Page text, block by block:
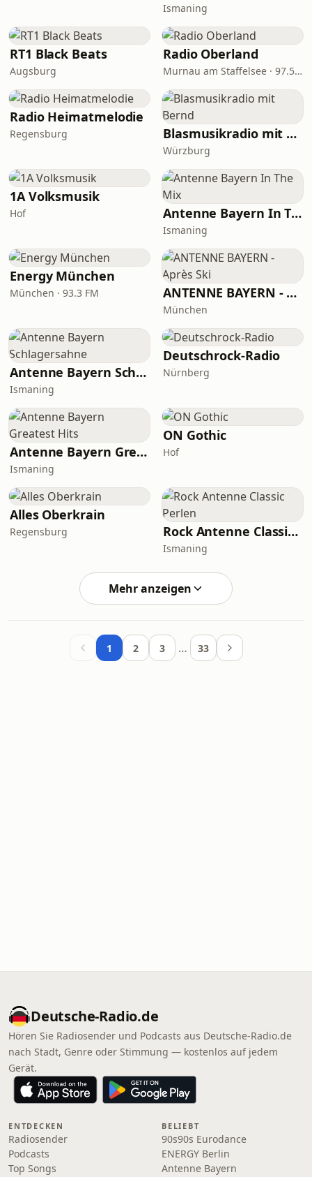
Ismaning
RT1 Black Beats
Augsburg
Radio Oberland
Murnau am Staffelsee · 97.5 FM
Radio Heimatmelodie
Regensburg Blasmusikradio mit Bernd
Würzburg
1A Volksmusik
Hof Antenne Bayern In The Mix
Ismaning
Energy München
München · 93.3 FM ANTENNE BAYERN - Après Ski
München
Antenne Bayern Schlagersahne
Ismaning
Deutschrock-Radio
Nürnberg
Antenne Bayern Greatest Hits
Ismaning
ON Gothic
Hof
Alles Oberkrain
Regensburg Rock Antenne Classic Perlen
Ismaning
Mehr anzeigen
1 2 3 … 33
Deutsche-Radio.de
Hören Sie Radiosender und Podcasts aus Deutsche-Radio.de
nach Stadt, Genre oder Stimmung — kostenlos auf jedem
Gerät.
ENTDECKEN
Radiosender
Podcasts
Top Songs
BELIEBT
90s90s Eurodance
ENERGY Berlin
Antenne Bayern